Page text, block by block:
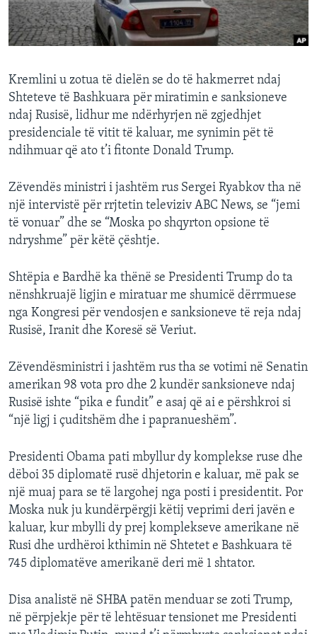
INTERVISTA
DITARI
Kremlini u zotua të dielën se do të hakmerret ndaj
Shteteve të Bashkuara për miratimin e sanksioneve
ndaj Rusisë, lidhur me ndërhyrjen në zgjedhjet
presidenciale të vitit të kaluar, me synimin pët të
ndihmuar që ato t’i fitonte Donald Trump.
Zëvendës ministri i jashtëm rus Sergei Ryabkov tha në
një intervistë për rrjtetin televiziv ABC News, se “jemi
të vonuar” dhe se “Moska po shqyrton opsione të
ndryshme” për këtë çështje.
Shtëpia e Bardhë ka thënë se Presidenti Trump do ta
nënshkruajë ligjin e miratuar me shumicë dërrmuese
nga Kongresi për vendosjen e sanksioneve të reja ndaj
Rusisë, Iranit dhe Koresë së Veriut.
Zëvendësministri i jashtëm rus tha se votimi në Senatin
amerikan 98 vota pro dhe 2 kundër sanksioneve ndaj
Rusisë ishte “pika e fundit” e asaj që ai e përshkroi si
“një ligj i çuditshëm dhe i papranueshëm”.
Presidenti Obama pati mbyllur dy komplekse ruse dhe
dëboi 35 diplomatë rusë dhjetorin e kaluar, më pak se
një muaj para se të largohej nga posti i presidentit. Por
Moska nuk ju kundërpërgji këtij veprimi deri javën e
kaluar, kur mbylli dy prej komplekseve amerikane në
Rusi dhe urdhëroi kthimin në Shtetet e Bashkuara të
745 diplomatëve amerikanë deri më 1 shtator.
Disa analistë në SHBA patën menduar se zoti Trump,
në përpjekje për të lehtësuar tensionet me Presidenti